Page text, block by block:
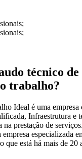
técnico de
trabalho?
Ideal é uma empresa
Infraestrutura e
na prestação de
especializada
que está há mais de 20